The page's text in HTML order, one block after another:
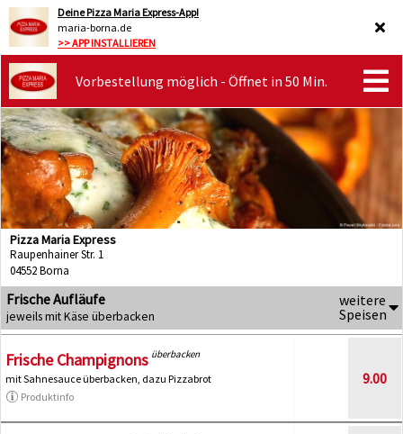
Deine Pizza Maria Express-App!
maria-borna.de
>> APP INSTALLIEREN
Vorbestellung möglich - Öffnet in 50 Min.
Pizza Maria Express
Raupenhainer Str. 1
04552 Borna
Frische Aufläufe
jeweils mit Käse überbacken
weitere
Speisen
Frische Champignons überbacken
mit Sahnesauce überbacken, dazu Pizzabrot
Produktinfo
9.00